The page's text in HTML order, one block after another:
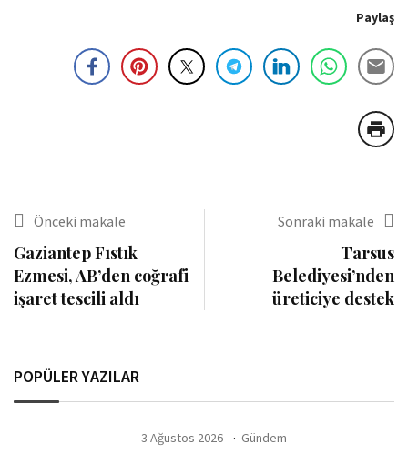
Paylaş
Önceki makale
Gaziantep Fıstık
Ezmesi, AB’den coğrafi
işaret tescili aldı
Sonraki makale
Tarsus
Belediyesi’nden
üreticiye destek
POPÜLER YAZILAR
3 Ağustos 2026 Gündem